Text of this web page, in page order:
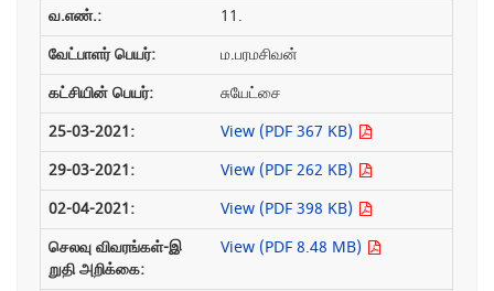
11.
ம.பரமசிவன்
சுயேட்சை
View (PDF 367 KB)
View (PDF 262 KB)
View (PDF 398 KB)
View (PDF 8.48 MB)